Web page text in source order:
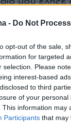
- Do Not
opt-out of the sale,
for targeted
selection. Please
interest-based
to third
of your
This information may
Participants that may
είναι να
σύνορα
η ελληνική
ενώ οι
τι να κάνω.
κινεζικές